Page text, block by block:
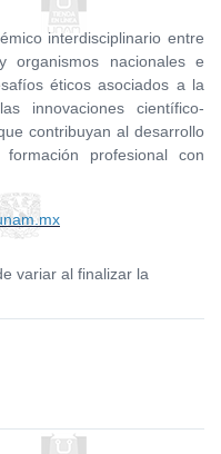
interdisciplinario entre
organismos nacionales e
éticos asociados a la
innovaciones científico-
contribuyan al desarrollo
profesional con
variar al finalizar la